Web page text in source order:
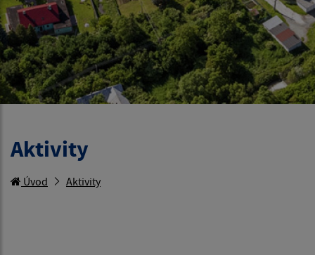
Aktivity
Úvod Aktivity